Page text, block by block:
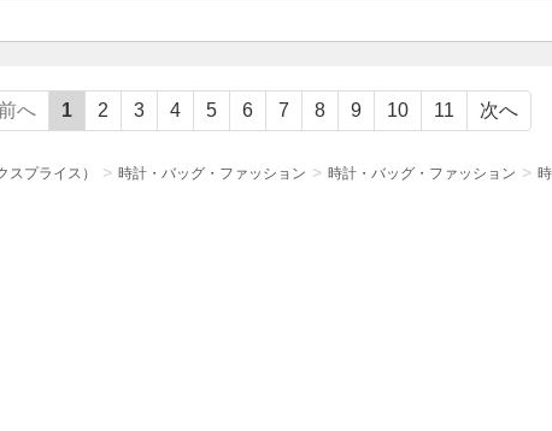
プライス） 時計・バッグ・ファッション 時計・バッグ・ファッション
へ 1 2 3 4 5 6 7 8 9 10 11 次へ